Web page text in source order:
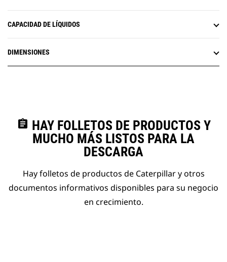
CAPACIDAD DE LÍQUIDOS
DIMENSIONES
assignment HAY FOLLETOS DE PRODUCTOS Y
MUCHO MÁS LISTOS PARA LA
DESCARGA
Hay folletos de productos de Caterpillar y otros
documentos informativos disponibles para su negocio
en crecimiento.